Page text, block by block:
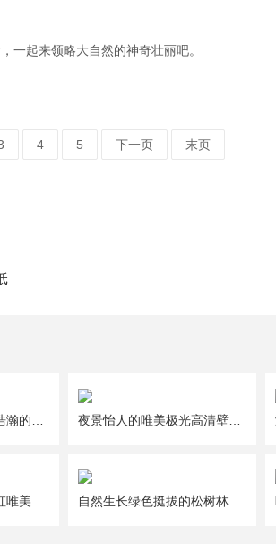
一起来领略大自然的神奇壮丽吧。
4 5 下一页 末页
仰望夜空欣赏这唯美浩瀚的星空风景图片 夜景怡人的唯美极光高清壁纸图片
能带来好运的绚丽彩虹唯美风景图片 自然生长绿色挺拔的松树林唯美风景图片